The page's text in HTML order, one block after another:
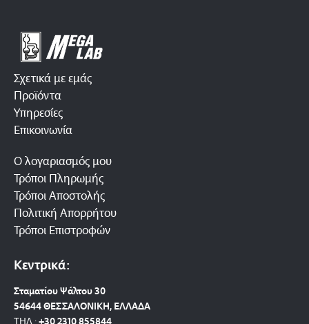
Σχετικά με εμάς
Προϊόντα
Υπηρεσίες
Επικοινωνία
Ο λογαριασμός μου
Τρόποι Πληρωμής
Τρόποι Αποστολής
Πολιτική Απορρήτου
Τρόποι Επιστροφών
Κεντρικά:
Σταματίου Ψάλτου 30
54644 ΘΕΣΣΑΛΟΝΙΚΗ, ΕΛΛΑΔΑ
ΤΗΛ.:+30 2310 855844